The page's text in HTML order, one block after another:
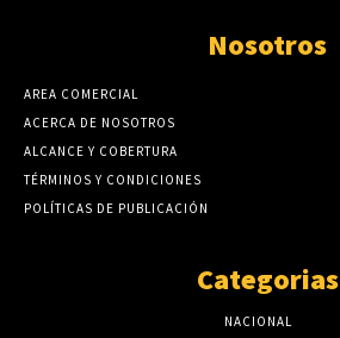
Nosotros
AREA COMERCIAL
ACERCA DE NOSOTROS
ALCANCE Y COBERTURA
TÉRMINOS Y CONDICIONES
POLÍTICAS DE PUBLICACIÓN
Categorias
NACIONAL